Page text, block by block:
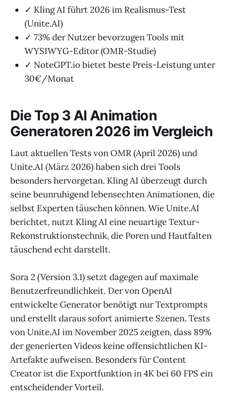
✓ Kling AI führt 2026 im Realismus-Test
(Unite.AI)
✓ 73% der Nutzer bevorzugen Tools mit
WYSIWYG-Editor (OMR-Studie)
✓ NoteGPT.io bietet beste Preis-Leistung unter
30€/Monat
Die Top 3 AI Animation
Generatoren 2026 im Vergleich
Laut aktuellen Tests von OMR (April 2026) und
Unite.AI (März 2026) haben sich drei Tools
besonders hervorgetan. Kling AI überzeugt durch
seine beunruhigend lebensechten Animationen, die
selbst Experten täuschen können. Wie Unite.AI
berichtet, nutzt Kling AI eine neuartige Textur-
Rekonstruktionstechnik, die Poren und Hautfalten
täuschend echt darstellt.
Sora 2 (Version 3.1) setzt dagegen auf maximale
Benutzerfreundlichkeit. Der von OpenAI
entwickelte Generator benötigt nur Textprompts
und erstellt daraus sofort animierte Szenen. Tests
von Unite.AI im November 2025 zeigten, dass 89%
der generierten Videos keine offensichtlichen KI-
Artefakte aufweisen. Besonders für Content
Creator ist die Exportfunktion in 4K bei 60 FPS ein
entscheidender Vorteil.